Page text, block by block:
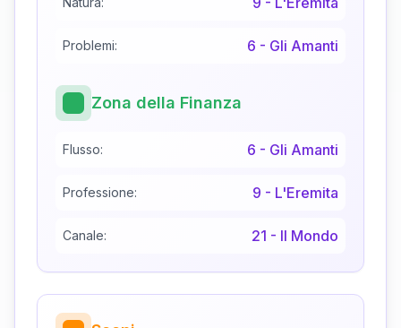
Problemi: 6 - Gli Amanti
Zona della Finanza
Flusso: 6 - Gli Amanti
Professione: 9 - L'Eremita
Canale: 21 - Il Mondo